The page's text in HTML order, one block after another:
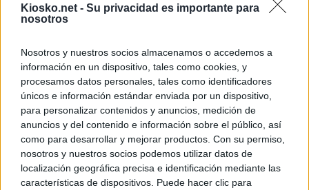
Kiosko.net - Su privacidad es importante para
nosotros
Nosotros y nuestros socios almacenamos o accedemos a
información en un dispositivo, tales como cookies, y
procesamos datos personales, tales como identificadores
únicos e información estándar enviada por un dispositivo,
para personalizar contenidos y anuncios, medición de
anuncios y del contenido e información sobre el público, así
como para desarrollar y mejorar productos. Con su permiso,
nosotros y nuestros socios podemos utilizar datos de
localización geográfica precisa e identificación mediante las
características de dispositivos. Puede hacer clic para
principales, un
© Kiosko.net Aviso Legal Privacidad y Cookies